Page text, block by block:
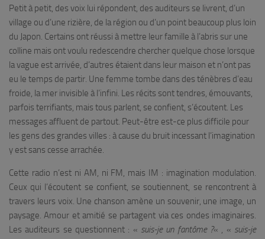
Petit à petit, des voix lui répondent, des auditeurs se livrent, d’un
village ou d’une rizière, de la région ou d’un point beaucoup plus loin
du Japon. Certains ont réussi à mettre leur famille à l’abris sur une
colline mais ont voulu redescendre chercher quelque chose lorsque
la vague est arrivée, d’autres étaient dans leur maison et n’ont pas
eu le temps de partir. Une femme tombe dans des ténèbres d’eau
froide, la mer invisible à l’infini. Les récits sont tendres, émouvants,
parfois terrifiants, mais tous parlent, se confient, s’écoutent. Les
messages affluent de partout. Peut-être est-ce plus difficile pour
les gens des grandes villes : à cause du bruit incessant l’imagination
y est sans cesse arrachée.
Cette radio n’est ni AM, ni FM, mais IM : imagination modulation.
Ceux qui l’écoutent se confient, se soutiennent, se rencontrent à
travers leurs voix. Une chanson amène un souvenir, une image, un
paysage. Amour et amitié se partagent via ces ondes imaginaires.
Les auditeurs se questionnent : « suis-je un fantôme ?« , « suis-je